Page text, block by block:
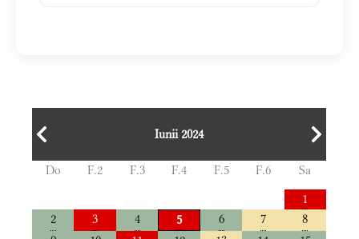
Iunii 2024
Do F.2 F.3 F.4 F.5 F.6
Sa
1
2
3 4 5 6 7
8